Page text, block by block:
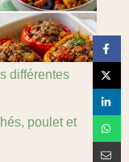
différentes
poulet et